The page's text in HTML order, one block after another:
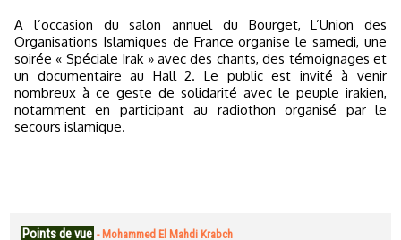
A l’occasion du salon annuel du Bourget, L’Union des
Organisations Islamiques de France organise le samedi, une
soirée « Spéciale Irak » avec des chants, des témoignages et
un documentaire au Hall 2. Le public est invité à venir
nombreux à ce geste de solidarité avec le peuple irakien,
notamment en participant au radiothon organisé par le
secours islamique.
Points de vue - Mohammed El Mahdi Krabch